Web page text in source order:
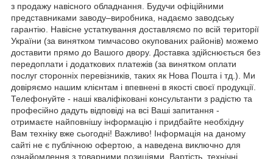
з продажу навісного обладнання. Будучи офіційними
представниками заводу–виробника, надаємо заводську
гарантію. Навісне устаткування доставляємо по всій території
України (за винятком тимчасово окупованих районів) можемо
доставити прямо до Вашого двору. Доставка здійснюється без
передоплати і додаткових платежів (за винятком оплати
послуг сторонніх перевізників, таких як Нова Пошта і тд.). Ми
довіряємо нашим клієнтам і впевнені в якості своєї продукції.
Телефонуйте - наші кваліфіковані консультанти з радістю та
професійно дадуть відповіді на всі Ваші запитання -
отримаєте найповнішу інформацію і придбайте необхідну
Вам техніку вже сьогодні! Важливо! Інформація на даному
сайті не є публічною офертою, а наведена виключно для
ознайомлення з товарними позиціями. Вартість, технічні